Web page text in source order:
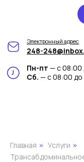
+7
Пн-пт — с 08:00 до 20:00
Сб.— с 08:00 до 18:00Вс.
Главная » Услуги »